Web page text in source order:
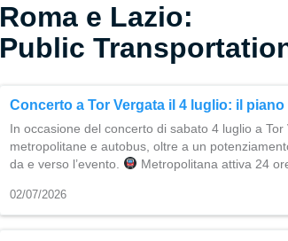
Roma e Lazio:
Public
Concerto a Tor Vergata il 4 luglio: il
In occasione del concerto di sabato 4 luglio a
metropolitane e autobus, oltre a un
da e verso l’evento.
Metropolitana attiva 24
02/07/2026